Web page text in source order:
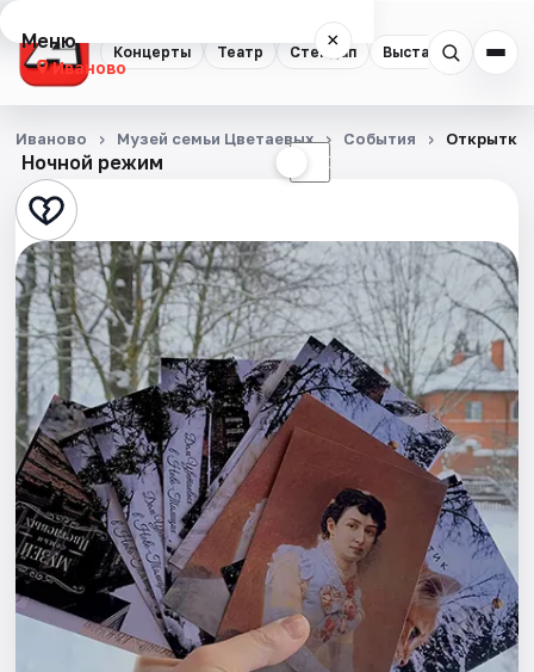
Концерты Театр Стендап Выставки Спорт
Меню ×
Иваново
Концерты
Театр
Стендап
Выставки
Спорт
События
Города
Площадки
Артисты
Рейтинги
Ночной режим ☾
Иваново Музей семьи Цветаевых События Открытки